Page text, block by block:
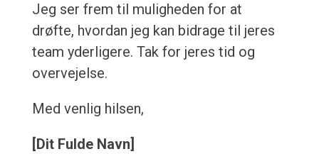
Jeg ser frem til muligheden for at
drøfte, hvordan jeg kan bidrage til jeres
team yderligere. Tak for jeres tid og
overvejelse.
Med venlig hilsen,
[Dit Fulde Navn]